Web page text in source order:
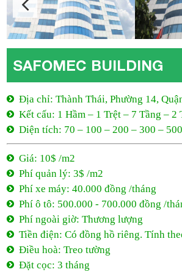
SAFOMEC BUILDING
Địa chỉ: Thành Thái, Phường 14, Quận
Kết cấu: 1 Hầm – 1 Trệt – 7 Tầng – 2
Giá: 10$ /m2
Phí quản lý: 3$ /m2
Phí ô tô: 500.000 - 700.000 đồng /
Phí ngoài giờ: Thương lượng
Tiền điện: Có đồng hồ riêng. Tính
Điều hoà: Treo tường
Đặt cọc: 3 tháng
Thanh toán: Theo tháng hoặc Theo
Thời gian thuê: Tối thiểu 2 năm